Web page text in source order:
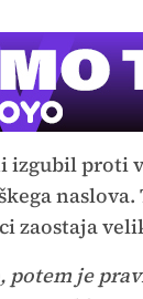
izgubil proti
zaostaja
je